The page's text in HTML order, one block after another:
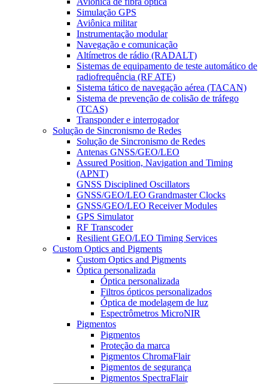
Simulação GPS
Aviônica militar
Instrumentação modular
Navegação e comunicação
Altímetros de rádio (RADALT)
Sistemas de equipamento de teste automático de
radiofrequência (RF ATE)
Sistema tático de navegação aérea (TACAN)
Sistema de prevenção de colisão de tráfego
(TCAS)
Transponder e interrogador
Solução de Sincronismo de Redes
Solução de Sincronismo de Redes
Antenas GNSS/GEO/LEO
Assured Position, Navigation and Timing
(APNT)
GNSS Disciplined Oscillators
GNSS/GEO/LEO Grandmaster Clocks
GNSS/GEO/LEO Receiver Modules
GPS Simulator
RF Transcoder
Resilient GEO/LEO Timing Services
Custom Optics and Pigments
Custom Optics and Pigments
Óptica personalizada
Óptica personalizada
Filtros ópticos personalizados
Óptica de modelagem de luz
Espectrômetros MicroNIR
Pigmentos
Pigmentos
Proteção da marca
Pigmentos ChromaFlair
Pigmentos de segurança
Pigmentos SpectraFlair